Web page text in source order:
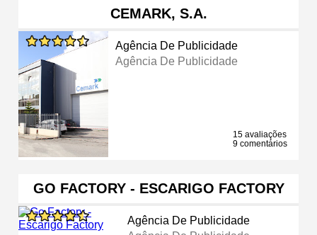
CEMARK, S.A.
Agência De Publicidade
Agência De Publicidade
15 avaliações
9 comentários
GO FACTORY - ESCARIGO FACTORY
Agência De Publicidade